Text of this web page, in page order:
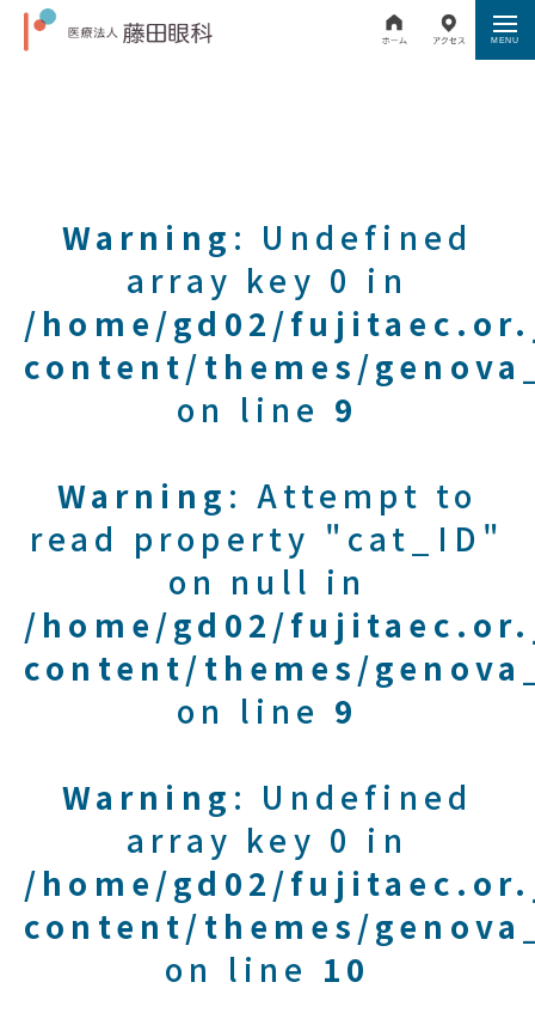
Warning : Undefined
array key 0 in
/home/gd02/
content/themes/
on line 9
Warning : Attempt to
read property "cat_ID"
on null in
/home/gd02/
content/themes/
on line 9
Warning : Undefined
array key 0 in
/home/gd02/
content/themes/
on line 10